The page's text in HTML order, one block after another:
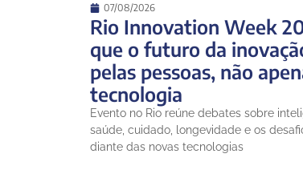
07/08/2026
Rio Innovation Week
que o futuro da
pelas pessoas, não
tecnologia
Evento no Rio reúne debates sobre
saúde, cuidado, longevidade e os
diante das novas tecnologias